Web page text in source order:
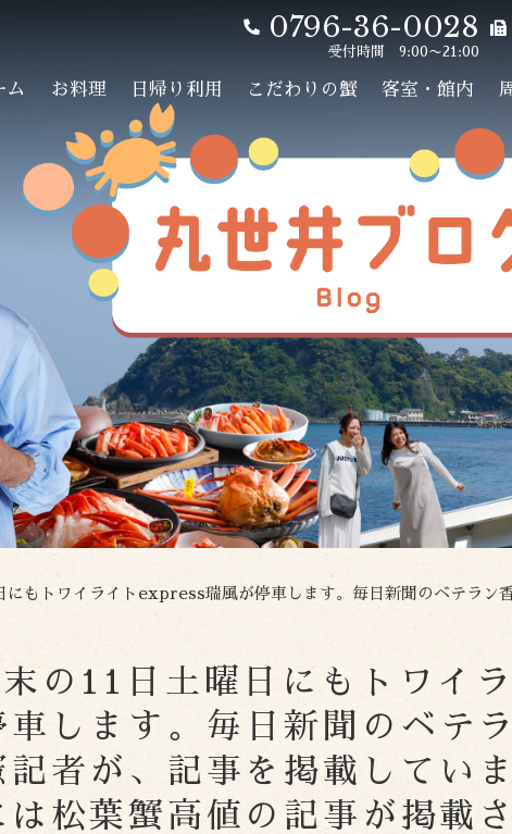
0796-36-0028
受付時間 9:00〜21:00
ム お料理 日帰り利用 こだわりの蟹 客室・館内
イトexpress瑞風が停車します。毎日新聞のベテラン香住特派員竹中義憲記者が、記事を掲載
の11日土曜日にもトワイラ
します。毎日新聞のベテ
者が、記事を掲載していま
松葉蟹高値の記事が掲載